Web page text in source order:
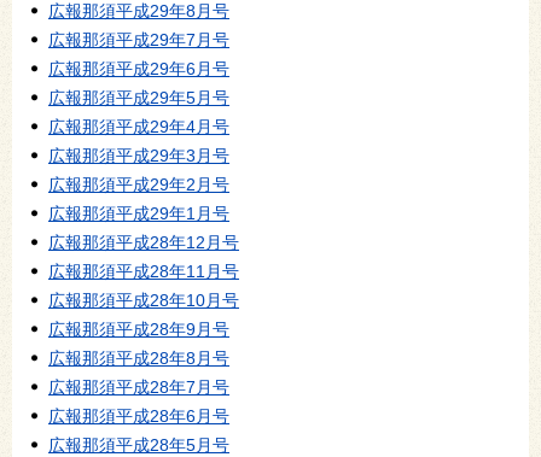
広報那須平成29年8月号
広報那須平成29年7月号
広報那須平成29年6月号
広報那須平成29年5月号
広報那須平成29年4月号
広報那須平成29年3月号
広報那須平成29年2月号
広報那須平成29年1月号
広報那須平成28年12月号
広報那須平成28年11月号
広報那須平成28年10月号
広報那須平成28年9月号
広報那須平成28年8月号
広報那須平成28年7月号
広報那須平成28年6月号
広報那須平成28年5月号